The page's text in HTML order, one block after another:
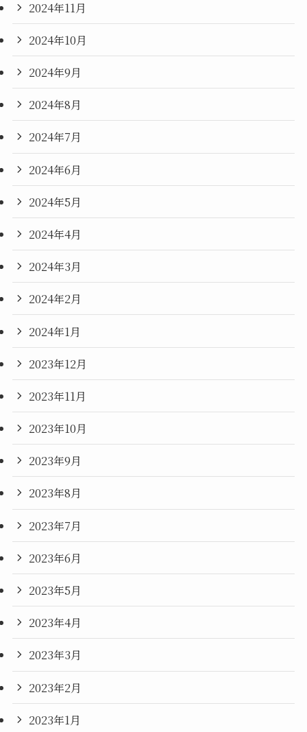
2024年11月
2024年10月
2024年9月
2024年8月
2024年7月
2024年6月
2024年5月
2024年4月
2024年3月
2024年2月
2024年1月
2023年12月
2023年11月
2023年10月
2023年9月
2023年8月
2023年7月
2023年6月
2023年5月
2023年4月
2023年3月
2023年2月
2023年1月